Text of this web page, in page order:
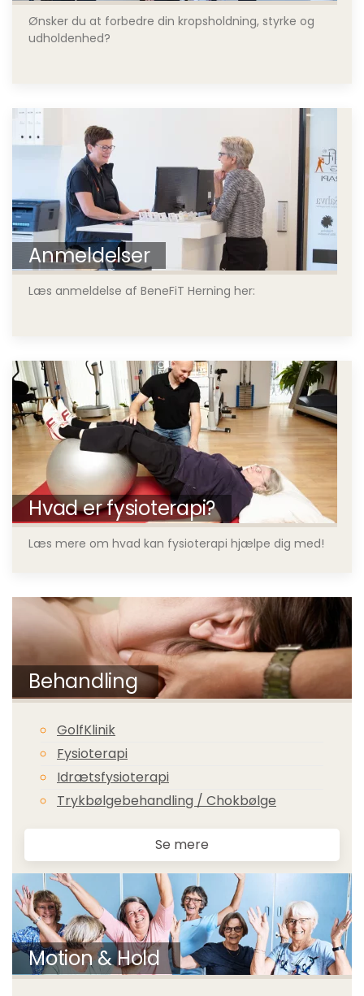
Ønsker du at forbedre din kropsholdning, styrke og
udholdenhed?
Anmeldelser
Læs anmeldelse af BeneFiT Herning her:
Hvad er fysioterapi?
Læs mere om hvad kan fysioterapi hjælpe dig med!
Behandling
GolfKlinik
Fysioterapi
Idrætsfysioterapi
Trykbølgebehandling / Chokbølge
Se mere
Motion & Hold